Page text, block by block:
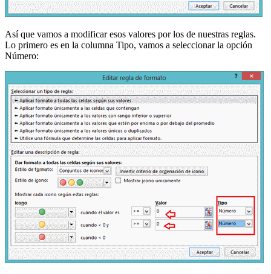
Así que vamos a modificar esos valores por los de nuestras reglas.
Lo primero es en la columna Tipo, vamos a seleccionar la opción
Número: